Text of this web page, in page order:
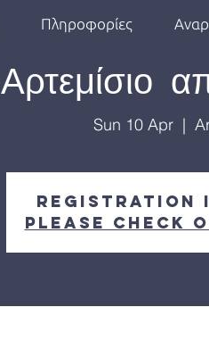
Πληροφορίες
Αρτεμίσιο
Sun 10 Apr
  |
Registration
Please check